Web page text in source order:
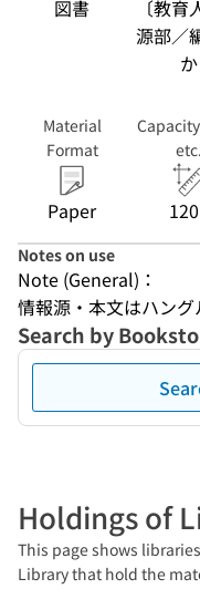
図書
〔教育
源部／
か
Material
Format
Paper
etc.
Notes on use
Note (General)：
情報源・本文はハング
Search by
Holdings of
This page shows
Library that hold the